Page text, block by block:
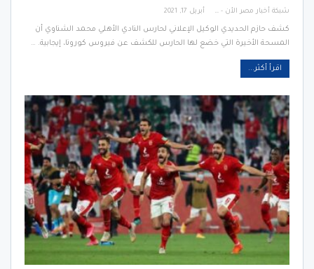
شبكة أخبار مصر الأن - Egypt News Network Now أبريل 17, 2021
كشف حازم الحديدي الوكيل الإعلاني لحارس النادي الأهلي محمد الشناوي أن
المسحة الأخيرة التي خضع لها الحارس للكشف عن فيروس كورونا، إيجابية. …
اقرأ أكثر...